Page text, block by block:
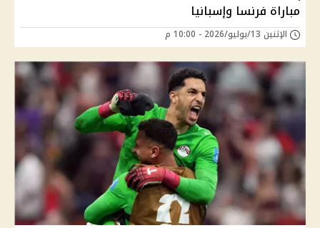
مباراة فرنسا وإسبانيا
الإثنين 13/يوليو/2026 - 10:00 م